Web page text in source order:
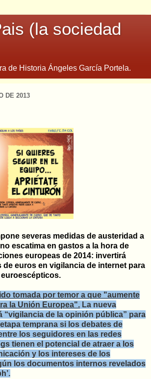
(la sociedad
de Historia Ángeles García Portela.
DE 2013
severas medidas de austeridad a
escatima en gastos a la hora de
europeas de 2014: invertirá
de euros en vigilancia de internet para
tomada por temor a que "aumente
la Unión Europea". La nueva
“vigilancia de la opinión pública” para
temprana si los debates de
los seguidores en las redes
tienen el potencial de atraer a los
y los intereses de los
los documentos internos revelados